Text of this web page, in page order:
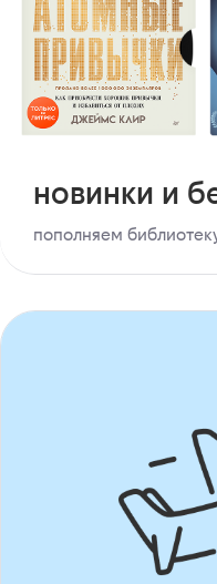
новинки и
пополняем